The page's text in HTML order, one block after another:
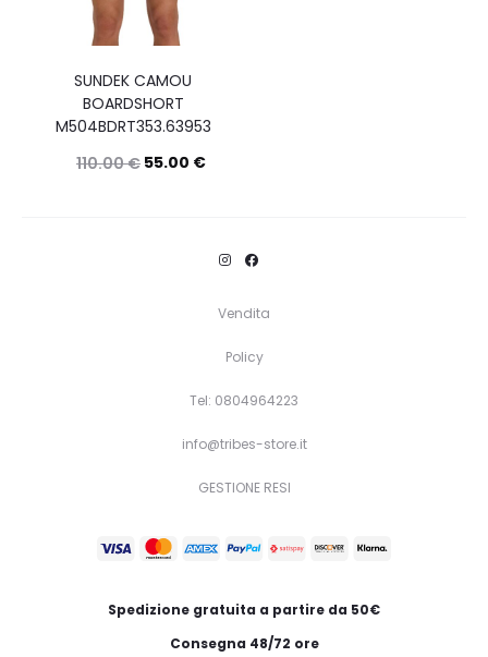
SUNDEK CAMOU
BOARDSHORT
M504BDRT353.63953
110.00€ 55.00 €
opzioni
essere
scelte
pagina
prodotto
Vendita
Policy
Tel: 0804964223
info@tribes-store.it
GESTIONE RESI
Spedizione gratuita a partire da 50€
Consegna 48/72 ore